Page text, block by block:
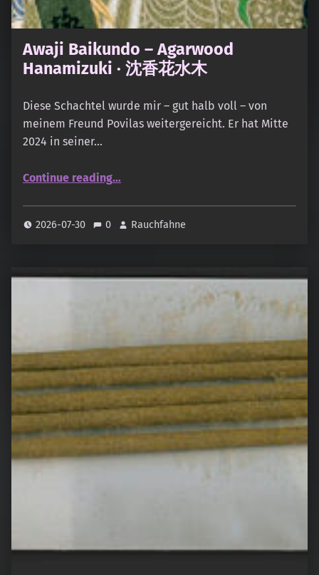
Awaji Baikundo – Agarwood
Hanamizuki · 沈香花水木
Diese Schachtel wurde mir – gut halb voll – von
meinem Freund Povilas weitergereicht. Er hat Mitte
2024 in seiner…
Continue reading“Awaji Baikundo – Agarwood Hanamizuki · 沈香花水木”
…
2026-07-30 0 Rauchfahne